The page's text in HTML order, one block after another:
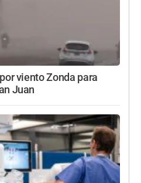
viento Zonda para
Juan